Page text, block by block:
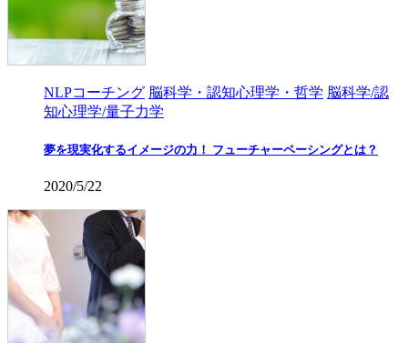
NLPコーチング 脳科学・認知心理学・哲学 脳科学/認
知心理学/量子力学
夢を現実化するイメージの力！ フューチャーペーシングとは？
2020/5/22